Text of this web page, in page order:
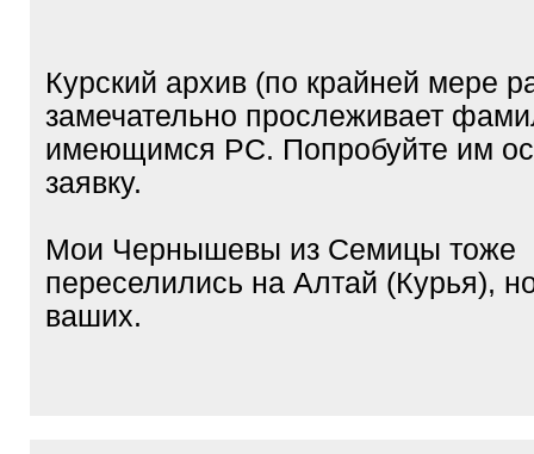
Курский архив (по крайней мере
замечательно прослеживает
имеющимся РС. Попробуйте им
заявку.
Мои Чернышевы из Семицы тоже
переселились на Алтай (Курья),
ваших.